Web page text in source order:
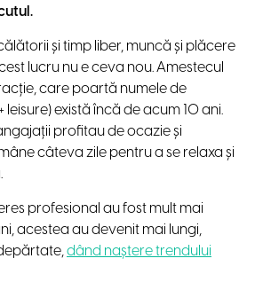
și timp liber, muncă și plăcere
lucru nu e ceva nou. Amestecul
care poartă numele de
leisure) există încă de acum 10 ani.
profitau de ocazie și
câteva zile pentru a se relaxa și
profesional au fost mult mai
acestea au devenit mai lungi,
dând naștere trendului